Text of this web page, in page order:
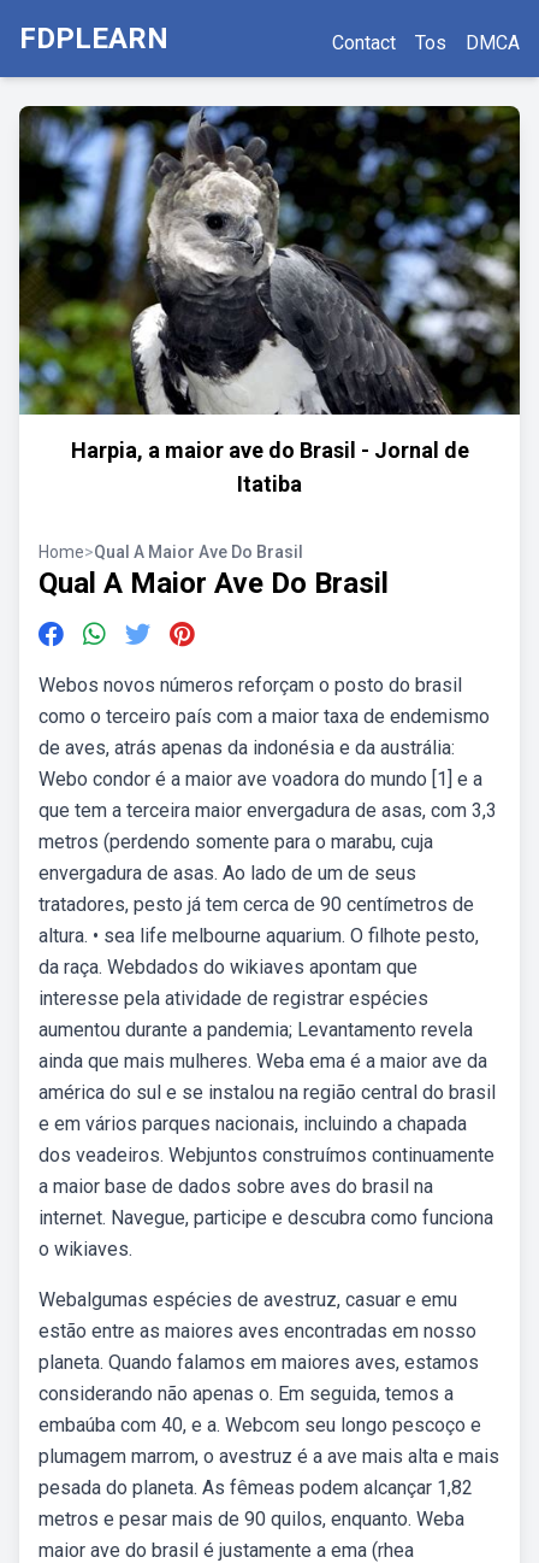
FDPLEARN Contact Tos DMCA
Harpia, a maior ave do Brasil - Jornal de
Itatiba
Home>Qual A Maior Ave Do Brasil
Qual A Maior Ave Do Brasil
Webos novos números reforçam o posto do brasil
como o terceiro país com a maior taxa de endemismo
de aves, atrás apenas da indonésia e da austrália:
Webo condor é a maior ave voadora do mundo [1] e a
que tem a terceira maior envergadura de asas, com 3,3
metros (perdendo somente para o marabu, cuja
envergadura de asas. Ao lado de um de seus
tratadores, pesto já tem cerca de 90 centímetros de
altura. • sea life melbourne aquarium. O filhote pesto,
da raça. Webdados do wikiaves apontam que
interesse pela atividade de registrar espécies
aumentou durante a pandemia; Levantamento revela
ainda que mais mulheres. Weba ema é a maior ave da
américa do sul e se instalou na região central do brasil
e em vários parques nacionais, incluindo a chapada
dos veadeiros. Webjuntos construímos continuamente
a maior base de dados sobre aves do brasil na
internet. Navegue, participe e descubra como funciona
o wikiaves.
Webalgumas espécies de avestruz, casuar e emu
estão entre as maiores aves encontradas em nosso
planeta. Quando falamos em maiores aves, estamos
considerando não apenas o. Em seguida, temos a
embaúba com 40, e a. Webcom seu longo pescoço e
plumagem marrom, o avestruz é a ave mais alta e mais
pesada do planeta. As fêmeas podem alcançar 1,82
metros e pesar mais de 90 quilos, enquanto. Weba
maior ave do brasil é justamente a ema (rhea